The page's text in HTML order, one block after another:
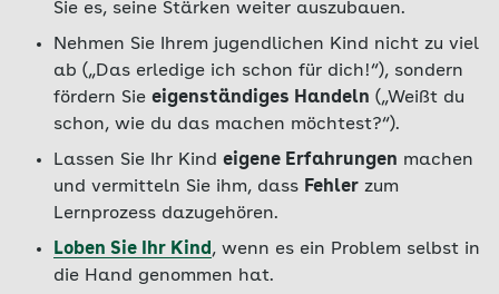
Sie es, seine Stärken weiter auszubauen.
Nehmen Sie Ihrem jugendlichen Kind nicht zu viel
ab („Das erledige ich schon für dich!“), sondern
fördern Sie eigenständiges Handeln („Weißt du
schon, wie du das machen möchtest?“).
Lassen Sie Ihr Kind eigene Erfahrungen machen
und vermitteln Sie ihm, dass Fehler zum
Lernprozess dazugehören.
Loben Sie Ihr Kind , wenn es ein Problem selbst in
die Hand genommen hat.